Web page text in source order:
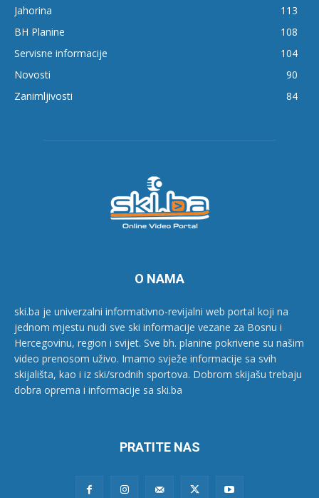
Jahorina
113
BH Planine
108
Servisne informacije
104
Novosti
90
Zanimljivosti
84
O NAMA
ski.ba je univerzalni informativno-revijalni web portal koji na
jednom mjestu nudi sve ski informacije vezane za Bosnu i
Hercegovinu, region i svijet. Sve bh. planine pokrivene su našim
video prenosom uživo. Imamo svježe informacije sa svih
skijališta, kao i iz ski/srodnih sportova. Dobrom skijašu trebaju
dobra oprema i informacije sa ski.ba
PRATITE NAS